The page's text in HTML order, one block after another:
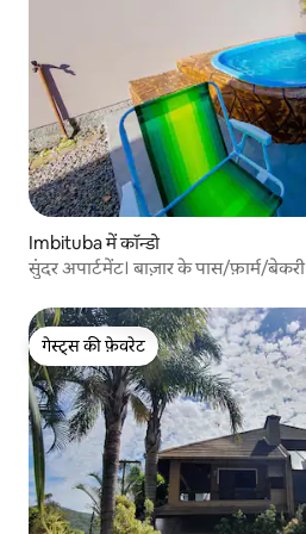
Imbituba में कॉन्डो
सुंदर अपार्टमेंट। बाज़ार के पास/फ़ार्म/बेकरी
गेस्ट्स की फ़ेवरेट
गेस्ट्स की फ़ेवरेट